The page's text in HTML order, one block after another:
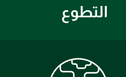
التطوع